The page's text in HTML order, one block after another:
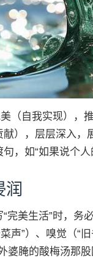
（自我实现），
），层层深入，
，如“如果说个
美生活”时，务
声”）、嗅觉（“
婆腌的酸梅汤那